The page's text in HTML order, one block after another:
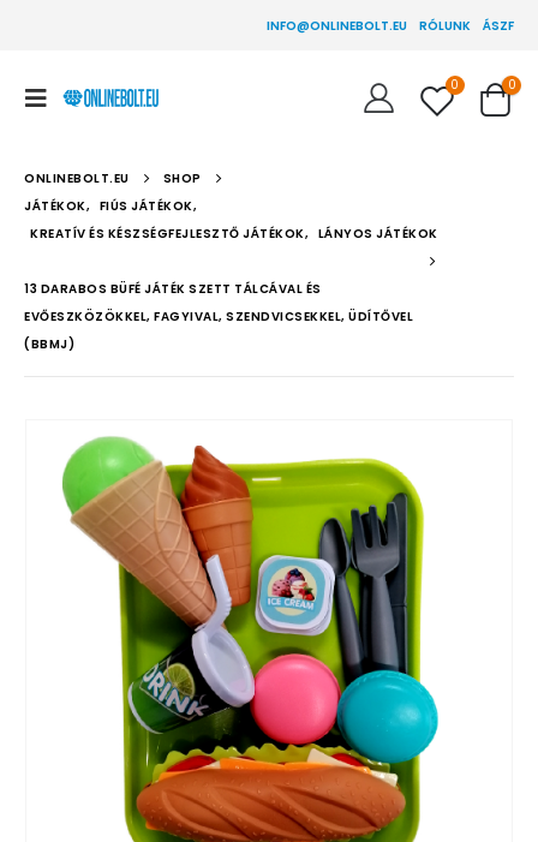
INFO@ONLINEBOLT.EU RÓLUNK ÁSZF
0 0
ONLINEBOLT.EU
SHOP
JÁTÉKOK, FIÚS JÁTÉKOK,
KREATÍV ÉS KÉSZSÉGFEJLESZTŐ JÁTÉKOK, LÁNYOS JÁTÉKOK
13 DARABOS BÜFÉ JÁTÉK SZETT TÁLCÁVAL ÉS
EVŐESZKÖZÖKKEL, FAGYIVAL, SZENDVICSEKKEL, ÜDÍTŐVEL
(BBMJ)